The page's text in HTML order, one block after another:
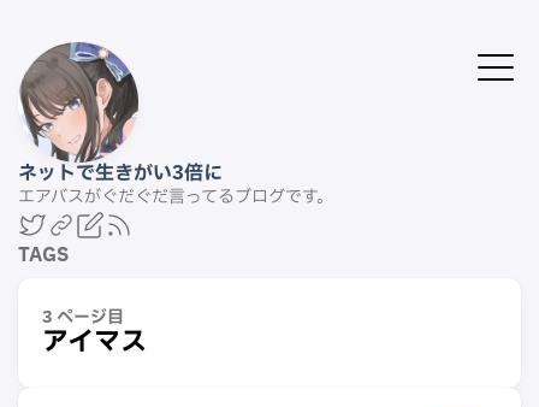
ネットで生きがい3倍に
エアバスがぐだぐだ言ってるブログです。
TAGS
3 ページ目
アイマス